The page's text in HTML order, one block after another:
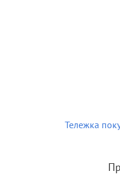
Тележка